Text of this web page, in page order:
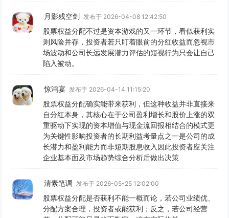
月影残空剑 发布于 2026-04-08 12:42:50
股票权益分配不过是资本游戏的又一环节，看似获利实
则风险并存，投资者若只盯着眼前的分红收益而忽视市
场波动和公司长远发展潜力评估的短视行为只会让自己
陷入被动。
惊鸿宴 发布于 2026-04-14 11:15:20
股票权益分配确实能带来获利，但这种收益并非直接来
自分红本身，其核心在于公司盈利增长和股价上涨的双
重驱动下实现的资本增值与现金流回报相结合的模式更
为关键性影响投资者的长期利益考量点之一是公司的成
长潜力和盈利能力而非短期股息收入因此投资者应关注
企业基本面及市场趋势综合分析后做出决策
清素笔调 发布于 2026-05-25 12:02:00
股票权益分配是否获利不能一概而论，若公司业绩优、
分配方案合理，投资者或能获利；反之，若公司经营